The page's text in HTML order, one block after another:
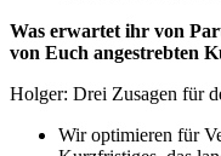
Was erwartet ihr von
von Euch angestrebten
Holger: Drei Zusagen für
Wir optimieren für